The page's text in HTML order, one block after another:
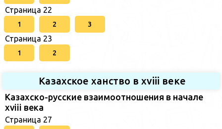
Страница 22
1 2 3
Страница 23
1 2
Казахское ханство в хviii веке
Казахско-русские взаимоотношения в начале
xviii века
Страница 27